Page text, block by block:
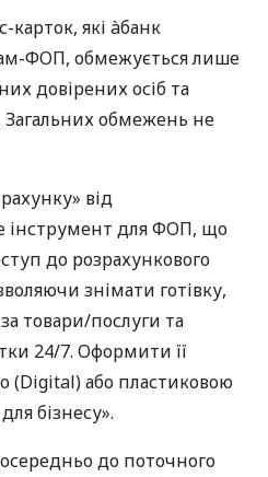
карток, які àбанк
ФОП, обмежується лише
довірених осіб та
обмежень не
від
інструмент для ФОП, що
до розрахункового
знімати готівку,
товари/послуги та
24/7. Оформити її
(Digital) або пластиковою
бізнесу».
до поточного